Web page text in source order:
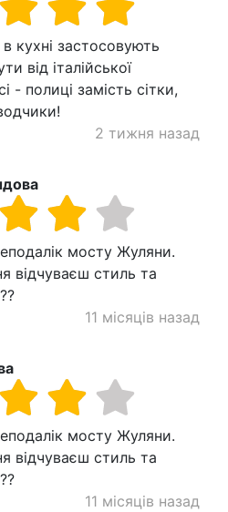
кухні застосовують
від італійської
полиці замість сітки,
2 тижня назад
мосту Жуляни.
відчуваєш стиль та
11 місяців назад
мосту Жуляни.
відчуваєш стиль та
11 місяців назад